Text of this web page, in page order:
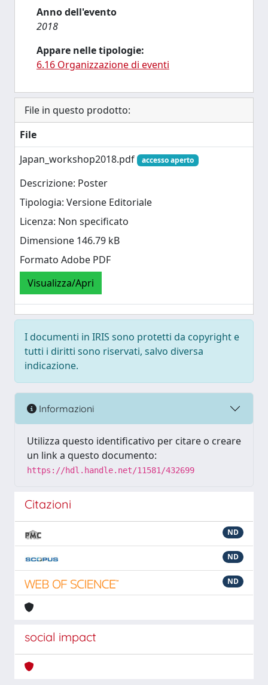
Anno dell'evento
2018
Appare nelle tipologie:
6.16 Organizzazione di eventi
File in questo prodotto:
File
Japan_workshop2018.pdf
accesso aperto
Descrizione: Poster
Tipologia: Versione Editoriale
Licenza: Non specificato
Dimensione 146.79 kB
Formato Adobe PDF
Visualizza/Apri
I documenti in IRIS sono protetti da copyright e
tutti i diritti sono riservati, salvo diversa
indicazione.
Informazioni
Utilizza questo identificativo per citare o creare
un link a questo documento:
https://hdl.handle.net/11581/432699
Citazioni
ND
ND
ND
social impact